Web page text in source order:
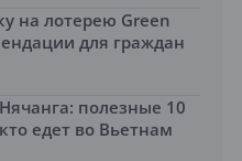
на лотерею Green
для граждан
полезные 10
едет во Вьетнам